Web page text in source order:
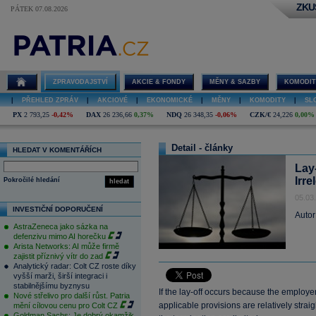
PÁTEK 07.08.2026
ZPRAVODAJSTVÍ AKCIE & FONDY MĚNY & SAZBY
PŘEHLED ZPRÁV AKCIOVÉ EKONOMICKÉ MĚNY KOMODITY
PX 2 793,25 -0,42% DAX 26 236,66 0,37% NDQ 26 348,35 -0,06% CZK/€ 24,226 0,00%
HLEDAT V KOMENTÁŘÍCH
hledat
Pokročilé hledání
INVESTIČNÍ DOPORUČENÍ
AstraZeneca jako sázka na
defenzivu mimo AI horečku
Arista Networks: AI může firmě
zajistit příznivý vítr do zad
Analytický radar: Colt CZ roste díky
vyšší marži, širší integraci i
stabilnějšímu byznysu
Nové střelivo pro další růst. Patria
mění cílovou cenu pro Colt CZ
Detail - články
If the lay-off occurs because the
applicable provisions are relatively